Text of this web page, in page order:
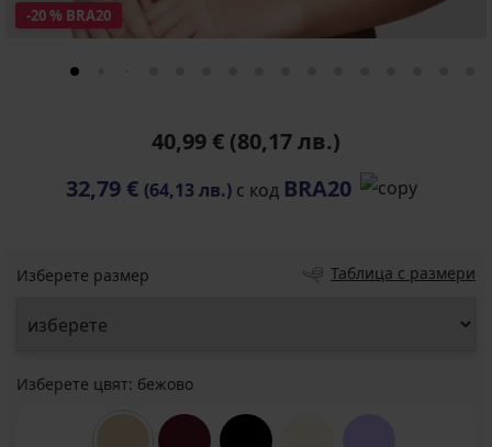
-20 % BRA20
40,99 € (80,17 лв.)
32,79 € (64,13 лв.) с код BRA20
Изберете размер Таблица с размери
Изберете цвят: бежово